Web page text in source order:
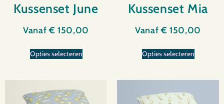
Kussenset June
Vanaf€ 150,00
Opties selecteren
Kussenset Mia
Vanaf€ 150,00
Opties selecteren